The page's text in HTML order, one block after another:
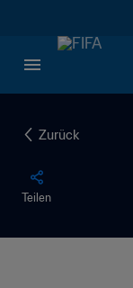
Zurück
Teilen